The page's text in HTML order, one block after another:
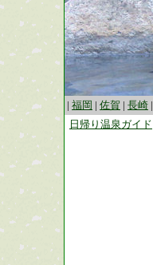
| 福岡 | 佐賀 | 長崎 |
日帰り温泉ガイド